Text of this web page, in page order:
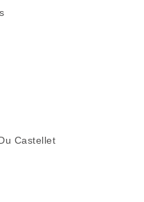
Castellet